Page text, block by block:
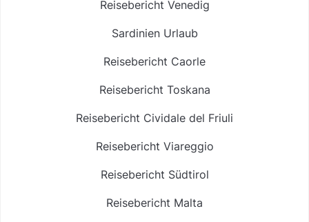
Reisebericht Venedig
Sardinien Urlaub
Reisebericht Caorle
Reisebericht Toskana
Reisebericht Cividale del Friuli
Reisebericht Viareggio
Reisebericht Südtirol
Reisebericht Malta